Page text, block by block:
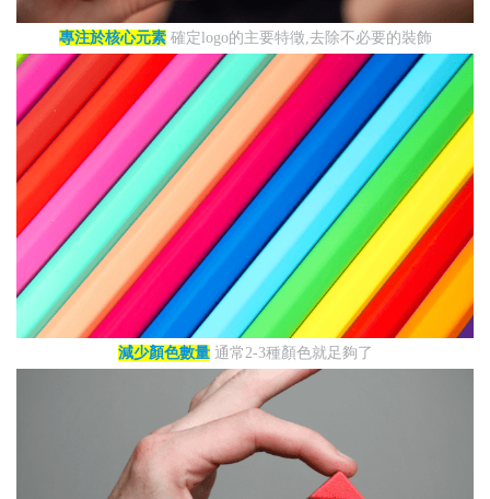
專注於核心元素確定logo的主要特徵,去除不必要的裝飾
減少顏色數量通常2-3種顏色就足夠了